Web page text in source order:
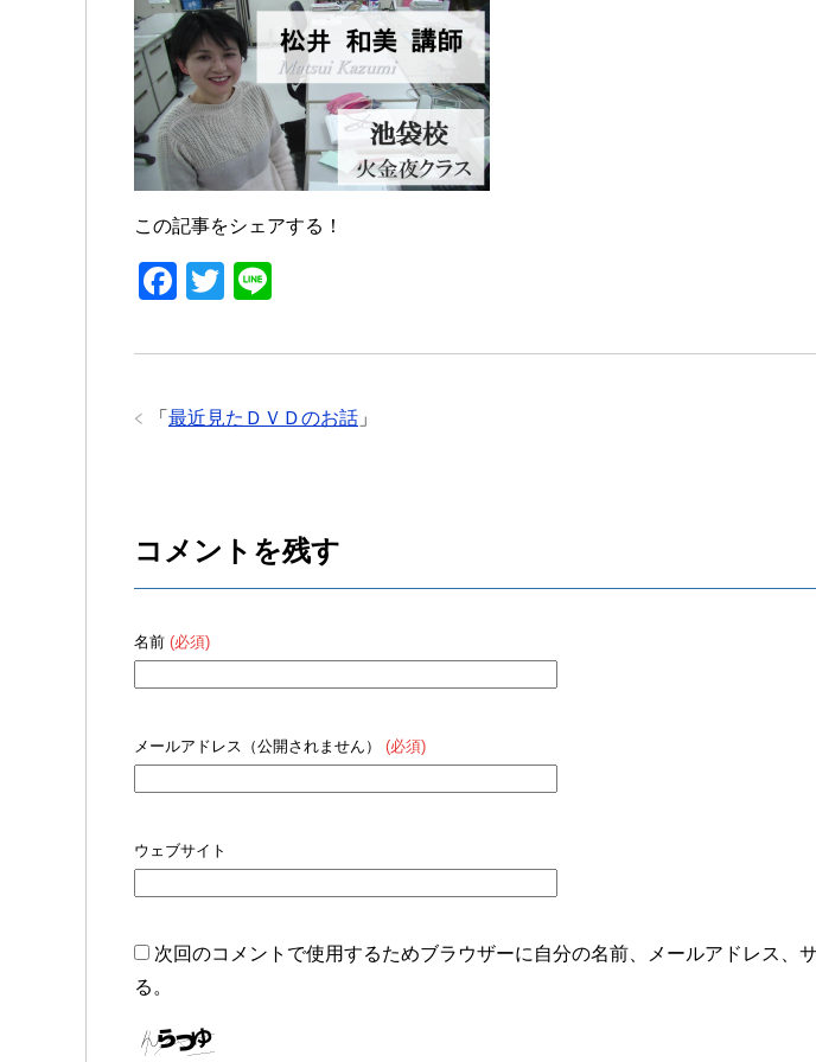
c
e
b
o
o
k
tt
er
e
この記事をシェアする！
F
c
b
k
T
tt
e
「 最近見たＤＶＤのお話 」
コメントを残す
名前 (必須)
メールアドレス（公開されません） (必須)
ウェブサイト
次回のコメントで使用するためブラウザーに自分の名前、メールアドレス、
る。